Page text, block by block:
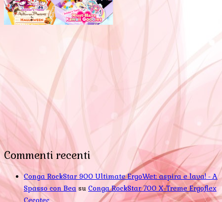
Commenti recenti
Conga RockStar 900 Ultimate ErgoWet: aspira e lava! - A
Spasso con Bea su Conga RockStar 700 X-Treme Ergoflex
Cecotec